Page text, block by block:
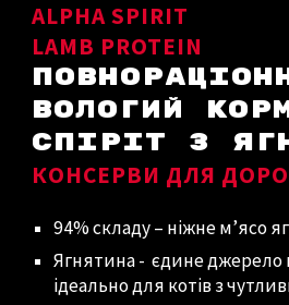
ALPHA SPIRIT
LAMB PROTEIN
ВОЛОГИЙ
СПІРІТ З
КОНСЕРВИ ДЛЯ
94% складу – ніжне м’ясо
Ягнятина - єдине джерело
ідеально для котів з